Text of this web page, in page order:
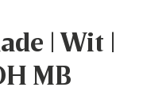
| Wit |
MB